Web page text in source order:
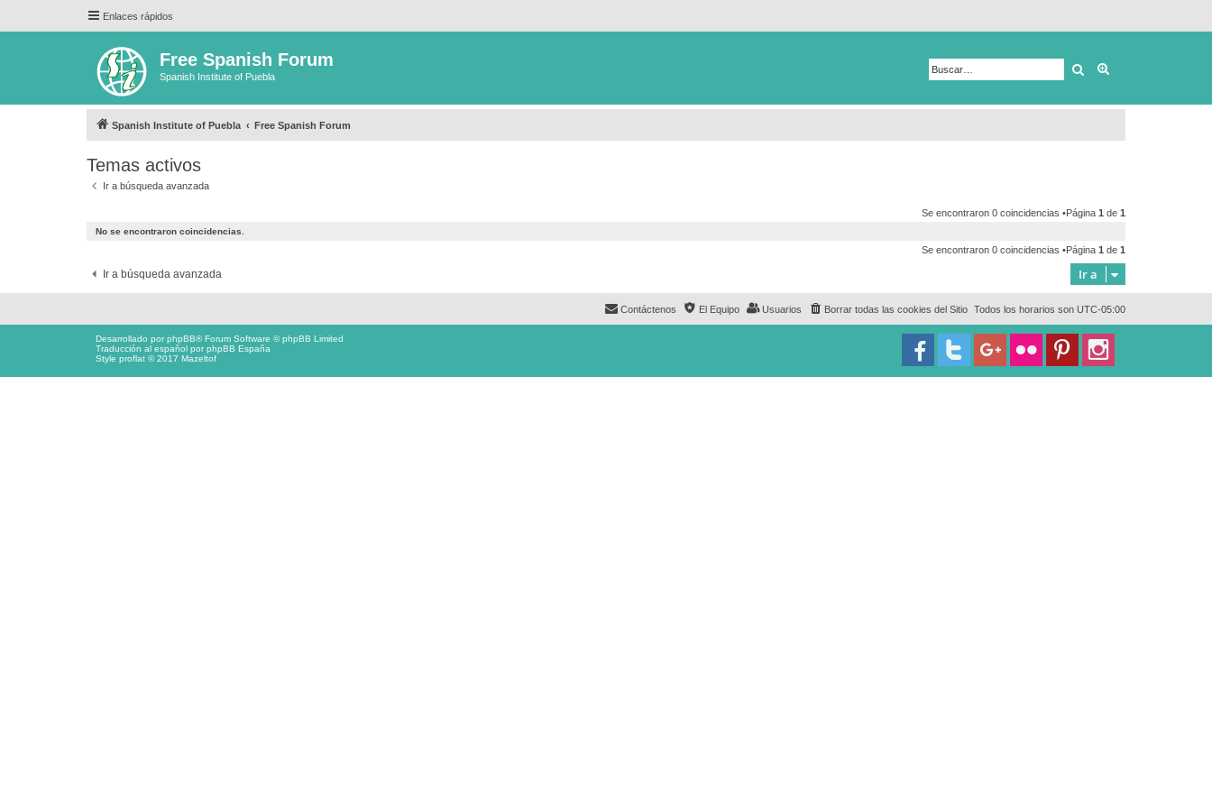
Enlaces rápidos
Free Spanish Forum
Spanish Institute of Puebla Buscar
Spanish Institute of Puebla Free Spanish Forum
Temas activos
Ir a búsqueda avanzada
Se encontraron 0 coincidencias •Página 1 de 1
No se encontraron coincidencias.
Se encontraron 0 coincidencias •Página 1 de 1
Ir a búsqueda avanzada Ir a
Todos los horarios son UTC-05:00
Borrar todas las cookies del Sitio
Usuarios
El Equipo
Contáctenos
Desarrollado porphpBB® Forum Software © phpBB Limited
Traducción al español porphpBB España
Style proflat © 2017 Mazeltof